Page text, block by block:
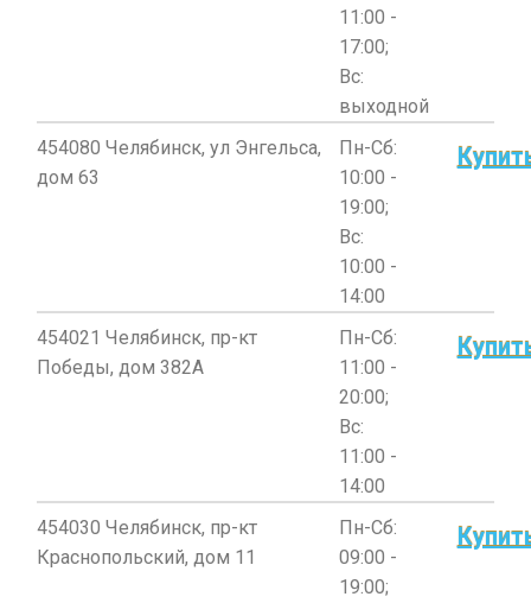
11:00 -
17:00;
Вс:
выходной
454080 Челябинск, ул Энгельса,
дом 63
Пн-Сб:
10:00 -
19:00;
Вс:
10:00 -
14:00
454021 Челябинск, пр-кт
Победы, дом 382А
Пн-Сб:
11:00 -
20:00;
Вс:
11:00 -
14:00
454030 Челябинск, пр-кт
Краснопольский, дом 11
Пн-Сб:
09:00 -
19:00;